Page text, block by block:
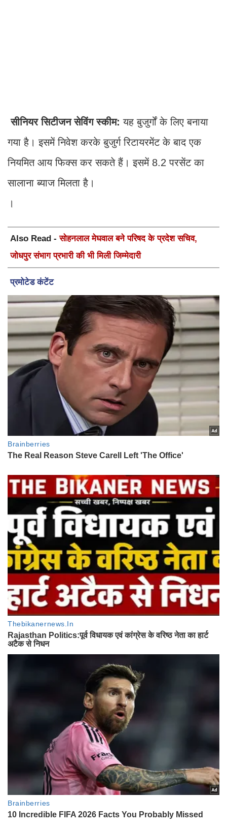
सीनियर सिटीजन सेविंग स्कीम: यह बुजुर्गों के लिए बनाया
गया है। इसमें निवेश करके बुजुर्ग रिटायरमेंट के बाद एक
नियमित आय फिक्स कर सकते हैं। इसमें 8.2 परसेंट का
सालाना ब्याज मिलता है।
।
Also Read -सोहनलाल मेघवाल बने परिषद के प्रदेश सचिव,
जोधपुर संभाग प्रभारी की भी मिली जिम्मेदारी